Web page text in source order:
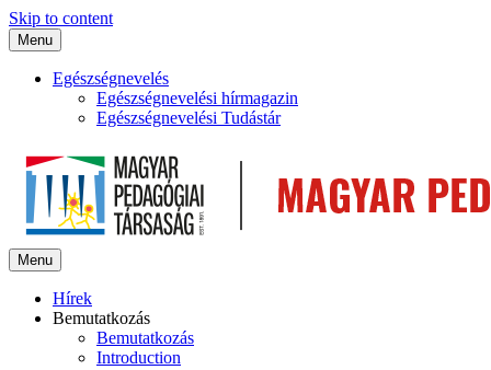
Skip to content
Menu
Egészségnevelés
Egészségnevelési hírmagazin
Egészségnevelési Tudástár
Menu
Hírek
Bemutatkozás
Bemutatkozás
Introduction